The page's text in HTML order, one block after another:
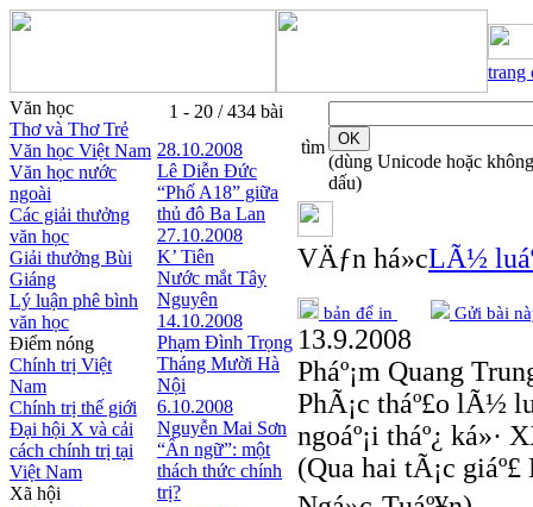
trang
Văn học
Thơ và Thơ Trẻ
Văn học Việt Nam
Văn học nước
ngoài
Các giải thưởng
văn học
Giải thưởng Bùi
Giáng
Lý luận phê bình
văn học
Điểm nóng
Chính trị Việt
Nam
Chính trị thế giới
Đại hội X và cải
cách chính trị tại
Việt Nam
Xã hội
1 - 20 / 434 bài
28.10.2008
Lê Diễn Đức
“Phố A18” giữa
thủ đô Ba Lan
27.10.2008
K’ Tiên
Nước mắt Tây
Nguyên
14.10.2008
Phạm Đình Trọng
Tháng Mười Hà
Nội
6.10.2008
Nguyễn Mai Sơn
“Ẩn ngữ”: một
thách thức chính
trị?
tìm
(dùng Unicode hoặc không
dấu)
VÄƒn há»cLÃ½
bản để in Gửi bài
13.9.2008
Pháº¡m Quang
PhÃ¡c tháº£o lÃ½
ngoáº¡i tháº¿ ká»·
(Qua hai tÃ¡c